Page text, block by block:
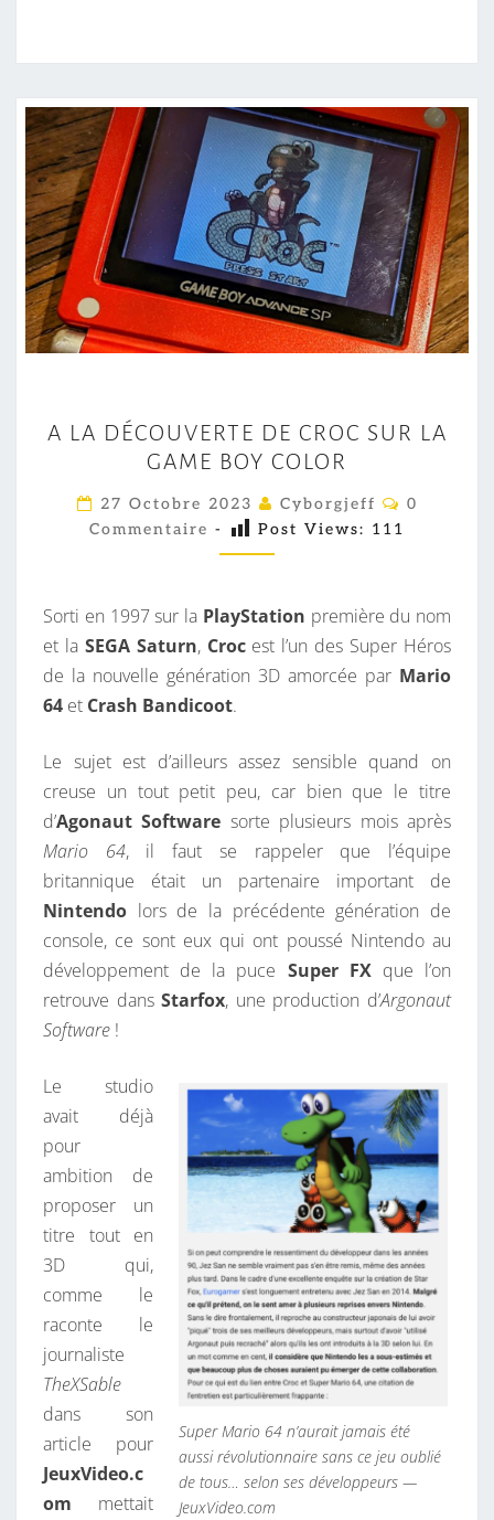
L
A
D
É
C
U
V
E
E
D
E
C
R
O
C
S
U
A
G
A
M
B
O
Y
C
O
L
O
R
A LA DÉCOUVERTE DE CROC SUR LA
GAME BOY COLOR
27 Octobre 2023 Cyborgjeff
C
M
A
I
R
E
0
Commentaire - Post Views: 111
Sorti en 1997 sur la PlayStation première du nom
et la SEGA Saturn, Crocest l’un des Super Héros
de la nouvelle génération 3D amorcée par Mario
64 et Crash Bandicoot.
Le sujet est d’ailleurs assez sensible quand on
creuse un tout petit peu, car bien que le titre
d’Agonaut Software sorte plusieurs mois après
Mario 64, il faut se rappeler que l’équipe
britannique était un partenaire important de
Nintendo lors de la précédente génération de
console, ce sont eux qui ont poussé Nintendo au
développement de la puce Super FXque l’on
retrouve dansStarfox, une production d’Argonaut
Software !
Super Mario 64 n’aurait jamais été
aussi révolutionnaire sans ce jeu oublié
de tous… selon ses développeurs —
JeuxVideo.com
Le studio
avait déjà
pour
ambition de
proposer un
titre tout en
3D qui,
comme le
raconte le
journaliste
TheXSable
dans son
article pour
JeuxVideo.c
om mettait